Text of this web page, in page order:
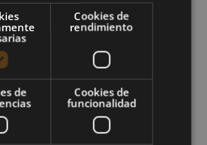
aumentar los niveles de
los de testosterona y resto
anteriormente. El
más impacto tiene sobre la
por los que estos
en los días de refeed.
Cookies de
rendimiento
de
Cookies de
funcionalidad